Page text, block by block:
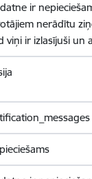
ir
nerādītu
viņi ir izlasījuši un